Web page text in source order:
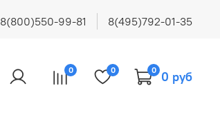
8(800)550-99-81 8(495)792-01-35
0 0 0 0 руб